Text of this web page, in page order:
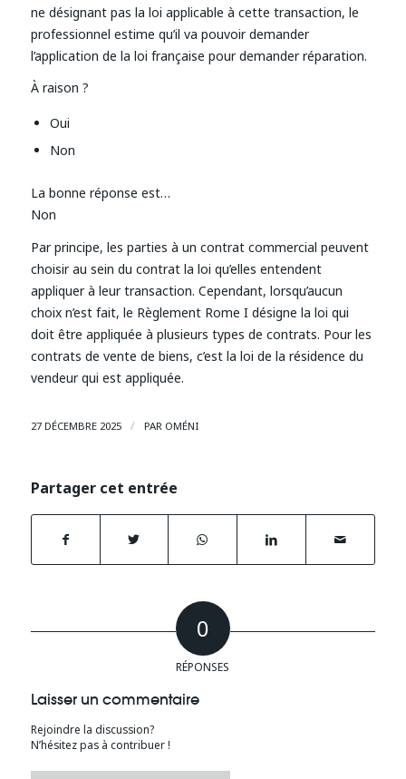
ne désignant pas la loi applicable à cette transaction, le
professionnel estime qu’il va pouvoir demander
l’application de la loi française pour demander réparation.
À raison ?
Oui
Non
La bonne réponse est…
Non
Par principe, les parties à un contrat commercial peuvent
choisir au sein du contrat la loi qu’elles entendent
appliquer à leur transaction. Cependant, lorsqu’aucun
choix n’est fait, le Règlement Rome I désigne la loi qui
doit être appliquée à plusieurs types de contrats. Pour les
contrats de vente de biens, c’est la loi de la résidence du
vendeur qui est appliquée.
27 DÉCEMBRE 2025 / PAR OMÉNI
Partager cet entrée
0
RÉPONSES
Laisser un commentaire
Rejoindre la discussion?
N’hésitez pas à contribuer !